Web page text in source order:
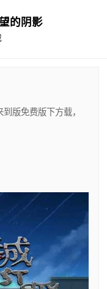
的阴影
版免费版下方载，